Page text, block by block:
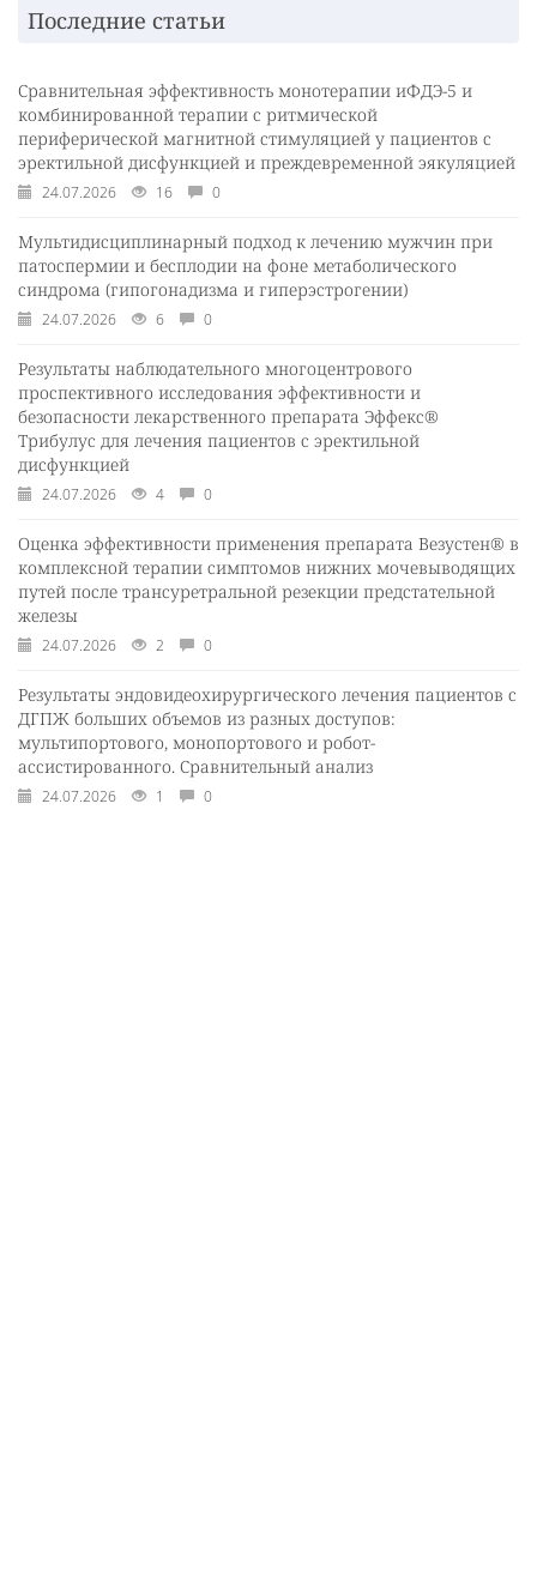
Последние статьи
Сравнительная эффективность монотерапии иФДЭ-5 и
комбинированной терапии с ритмической
периферической магнитной стимуляцией у пациентов с
эректильной дисфункцией и преждевременной эякуляцией
24.07.2026 16 0
Мультидисциплинарный подход к лечению мужчин при
патоспермии и бесплодии на фоне метаболического
синдрома (гипогонадизма и гиперэстрогении)
24.07.2026 6 0
Результаты наблюдательного многоцентрового
проспективного исследования эффективности и
безопасности лекарственного препарата Эффекс®
Трибулус для лечения пациентов с эректильной
дисфункцией
24.07.2026 4 0
Оценка эффективности применения препарата Везустен® в
комплексной терапии симптомов нижних мочевыводящих
путей после трансуретральной резекции предстательной
железы
24.07.2026 2 0
Результаты эндовидеохирургического лечения пациентов с
ДГПЖ больших объемов из разных доступов:
мультипортового, монопортового и робот-
ассистированного. Сравнительный анализ
24.07.2026 1 0